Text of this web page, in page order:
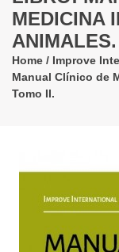
MEDICINA
Home / Improve
Manual Clínico de
Tomo II.